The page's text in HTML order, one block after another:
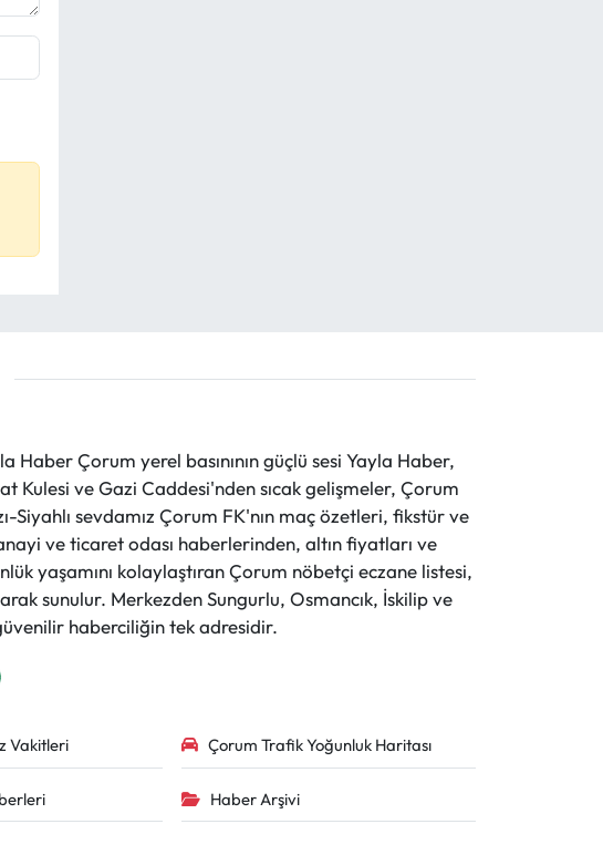
Çorum yerel basınının güçlü sesi Yayla Haber,
Kulesi ve Gazi Caddesi'nden sıcak gelişmeler, Çorum
Siyahlı sevdamız Çorum FK'nın maç özetleri, fikstür ve
ve ticaret odası haberlerinden, altın fiyatları ve
yaşamını kolaylaştıran Çorum nöbetçi eczane listesi,
sunulur. Merkezden Sungurlu, Osmancık, İskilip ve
haberciliğin tek adresidir.
Vakitleri Çorum Trafik Yoğunluk Haritası
Haber Arşivi